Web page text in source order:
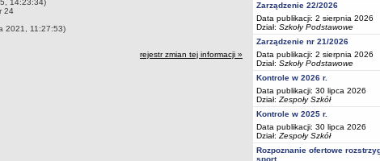
14:23:34)
24
2021, 11:27:53)
rejestr zmian tej informacji »
Zarządzenie 22/2026
Data publikacji: 2 sierpnia 2026
Dział: Szkoły Podstawowe
Zarządzenie nr 21/2026
Data publikacji: 2 sierpnia 2026
Dział: Szkoły Podstawowe
Kontrole w 2026 r.
Data publikacji: 30 lipca 2026
Dział: Zespoły Szkół
Kontrole w 2025 r.
Data publikacji: 30 lipca 2026
Dział: Zespoły Szkół
Rozpoznanie ofertowe
sport